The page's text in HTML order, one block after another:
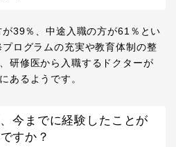
39％、中途入職の方が61％とい
ログラムの充実や教育体制の整
研修医から入職するドクターが
あるようです。
今までに経験したことが
すか？